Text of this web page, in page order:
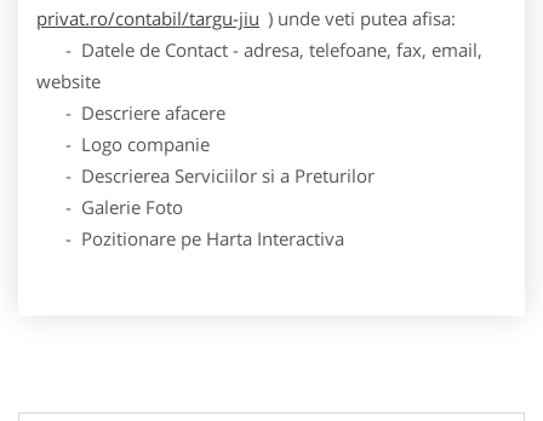
privat.ro/contabil/targu-jiu ) unde veti putea afisa:
- Datele de Contact - adresa, telefoane, fax, email,
website
- Descriere afacere
- Logo companie
- Descrierea Serviciilor si a Preturilor
- Galerie Foto
- Pozitionare pe Harta Interactiva